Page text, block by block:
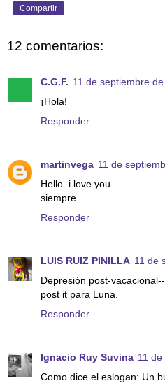
Compartir
12 comentarios:
C.G.F. 11 de septiembre
¡Hola!
Responder
martinvega 11 de
Hello..i love you..
siempre.
Responder
LUIS RUIZ PINILLA 11 de
Depresión post-vacacional--
post it para Luna.
Responder
Ignacio Ruy Suvina 11
Como dice el eslogan: Un